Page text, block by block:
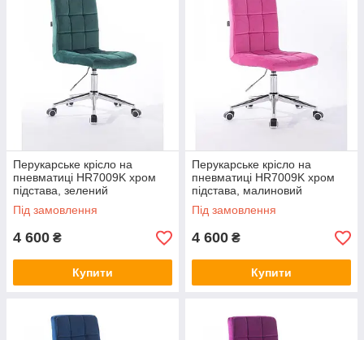
Перукарське крісло на
пневматиці HR7009K хром
підстава, зелений
Під замовлення
4 600 ₴
Купити
Перукарське крісло на
пневматиці HR7009K хром
підстава, малиновий
Під замовлення
4 600 ₴
Купити